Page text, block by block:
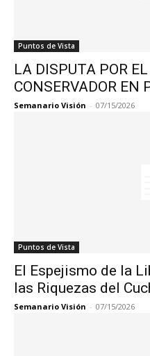
Puntos de Vista
LA DISPUTA POR
CONSERVADOR EN
Semanario Visión - 07/15/2026
Puntos de Vista
El Espejismo de la
las Riquezas del
Semanario Visión - 07/15/2026